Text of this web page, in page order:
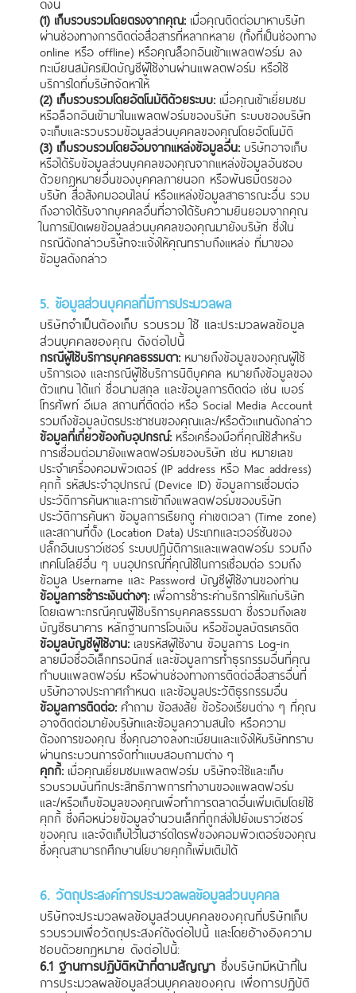
(1) เก็บรวบรวมโดยตรงจากคุณ:เมื่อคุณติดต่อมาหาบริษัท
ผ่านช่องทางการติดต่อสื่อสารที่หลากหลาย (ทั้งที่เป็นช่องทาง
online หรือ offline) หรือคุณล็อกอินเข้าแพลตฟอร์ม ลง
ทะเบียนสมัครเปิดบัญชีผู้ใช้งานผ่านแพลตฟอร์ม หรือใช้
บริการใดที่บริษัทจัดหาให้
(2) เก็บรวบรวมโดยอัตโนมัติด้วยระบบ:เมื่อคุณเข้าเยี่ยมชม
หรือล็อกอินเข้ามาในแพลตฟอร์มของบริษัท ระบบของบริษัท
จะเก็บและรวบรวมข้อมูลส่วนบุคคลของคุณโดยอัตโนมัติ
(3) เก็บรวบรวมโดยอ้อมจากแหล่งข้อมูลอื่น:บริษัทอาจเก็บ
หรือได้รับข้อมูลส่วนบุคคลของคุณจากแหล่งข้อมูลอันชอบ
ด้วยกฎหมายอื่นของบุคคลภายนอก หรือพันธมิตรของ
บริษัท สื่อสังคมออนไลน์ หรือแหล่งข้อมูลสาธารณะอื่น รวม
ถึงอาจได้รับจากบุคคลอื่นที่อาจได้รับความยินยอมจากคุณ
ในการเปิดเผยข้อมูลส่วนบุคคลของคุณมายังบริษัท ซี่งใน
กรณีดังกล่าวบริษัทจะแจ้งให้คุณทราบถึงแหล่ง ที่มาของ
ข้อมูลดังกล่าว
5. ข้อมูลส่วนบุคคลที่มีการประมวลผล
บริษัทจำเป็นต้องเก็บ รวบรวม ใช้ และประมวลผลข้อมูล
ส่วนบุคคลของคุณ ดังต่อไปนี้
กรณีผู้ใช้บริการบุคคลธรรมดา:หมายถึงข้อมูลของคุณผู้ใช้
บริการเอง และกรณีผู้ใช้บริการนิติบุคคล หมายถึงข้อมูลของ
ตัวแทน ได้แก่ ชื่อนามสกุล และข้อมูลการติดต่อ เช่น เบอร์
โทรศัพท์ อีเมล สถานที่ติดต่อ หรือ Social Media Account
รวมถึงข้อมูลบัตรประชาชนของคุณและ/หรือตัวแทนดังกล่าว
ข้อมูลที่เกี่ยวข้องกับอุปกรณ์:หรือเครื่องมือที่คุณใช้สำหรับ
การเชื่อมต่อมายังแพลตฟอร์มของบริษัท เช่น หมายเลข
ประจำเครื่องคอมพิวเตอร์ (IP address หรือ Mac address)
คุกกี้ รหัสประจำอุปกรณ์ (Device ID) ข้อมูลการเชื่อมต่อ
ประวัติการค้นหาและการเข้าถึงแพลตฟอร์มของบริษัท
ประวัติการค้นหา ข้อมูลการเรียกดู ค่าเขตเวลา (Time zone)
และสถานที่ตั้ง (Location Data) ประเภทและเวอร์ชันของ
ปลั๊กอินเบราว์เซอร์ ระบบปฏิบัติการและแพลตฟอร์ม รวมถึง
เทคโนโลยีอื่น ๆ บนอุปกรณ์ที่คุณใช้ในการเชื่อมต่อ รวมถึง
ข้อมูล Username และ Password บัญชีผู้ใช้งานของท่าน
ข้อมูลการชำระเงินต่างๆ:เพื่อการชำระค่าบริการให้แก่บริษัท
โดยเฉพาะกรณีคุณผู้ใช้บริการบุคคลธรรมดา ซึ่งรวมถึงเลข
บัญชีธนาคาร หลักฐานการโอนเงิน หรือข้อมูลบัตรเครดิต
ข้อมูลบัญชีผู้ใช้งาน:เลขรหัสผู้ใช้งาน ข้อมูลการ Log-in
ลายมือชื่ออิเล็กทรอนิกส์ และข้อมูลการทำธุรกรรมอื่นที่คุณ
ทำบนแพลตฟอร์ม หรือผ่านช่องทางการติดต่อสื่อสารอื่นที่
บริษัทอาจประกาศกำหนด และข้อมูลประวัติธุรกรรมอื่น
ข้อมูลการติดต่อ:คำถาม ข้อสงสัย ข้อร้องเรียนต่าง ๆ ที่คุณ
อาจติดต่อมายังบริษัทและข้อมูลความสนใจ หรือความ
ต้องการของคุณ ซึ่งคุณอาจลงทะเบียนและแจ้งให้บริษัททราบ
ผ่านกระบวนการจัดทำแบบสอบถามต่าง ๆ
คุกกี้:เมื่อคุณเยี่ยมชมแพลตฟอร์ม บริษัทจะใช้และเก็บ
รวบรวมบันทึกประสิทธิภาพการทำงานของแพลตฟอร์ม
และ/หรือเก็บข้อมูลของคุณเพื่อทำการตลาดอื่นเพิ่มเติมโดยใช้
คุกกี้ ซึ่งคือหน่วยข้อมูลจํานวนเล็กที่ถูกส่งไปยังเบราว์เซอร์
ของคุณ และจัดเก็บไว้ในฮาร์ดไดรฟ์ของคอมพิวเตอร์ของคุณ
ซึ่งคุณสามารถศึกษานโยบายคุกกี้เพิ่มเติมได้
6. วัตถุประสงค์การประมวลผลข้อมูลส่วนบุคคล
บริษัทจะประมวลผลข้อมูลส่วนบุคคลของคุณที่บริษัทเก็บ
รวบรวมเพื่อวัตถุประสงค์ดังต่อไปนี้ และโดยอ้างอิงความ
ชอบด้วยกฎหมาย ดังต่อไปนี้:
6.1 ฐานการปฏิบัติหน้าที่ตามสัญญา ซึ่งบริษัทมีหน้าที่ใน
การประมวลผลข้อมูลส่วนบุคคลของคุณ เพื่อการปฏิบัติ